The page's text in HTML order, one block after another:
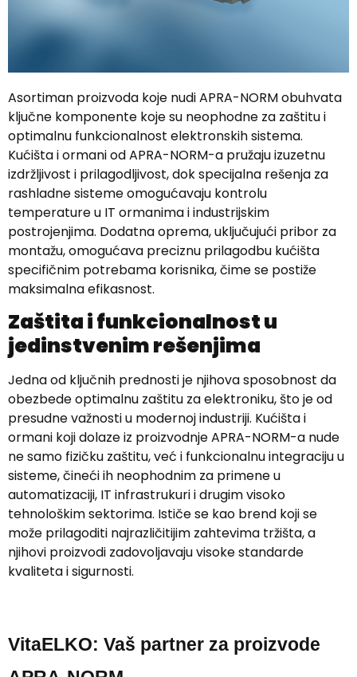
Asortiman proizvoda koje nudi APRA-NORM obuhvata
ključne komponente koje su neophodne za zaštitu i
optimalnu funkcionalnost elektronskih sistema.
Kućišta i ormani od APRA-NORM-a pružaju izuzetnu
izdržljivost i prilagodljivost, dok specijalna rešenja za
rashladne sisteme omogućavaju kontrolu
temperature u IT ormanima i industrijskim
postrojenjima. Dodatna oprema, uključujući pribor za
montažu, omogućava preciznu prilagodbu kućišta
specifičnim potrebama korisnika, čime se postiže
maksimalna efikasnost.
Zaštita i funkcionalnost u
jedinstvenim rešenjima
Jedna od ključnih prednosti je njihova sposobnost da
obezbede optimalnu zaštitu za elektroniku, što je od
presudne važnosti u modernoj industriji. Kućišta i
ormani koji dolaze iz proizvodnje APRA-NORM-a nude
ne samo fizičku zaštitu, već i funkcionalnu integraciju u
sisteme, čineći ih neophodnim za primene u
automatizaciji, IT infrastrukuri i drugim visoko
tehnološkim sektorima. Ističe se kao brend koji se
može prilagoditi najrazličitijim zahtevima tržišta, a
njihovi proizvodi zadovoljavaju visoke standarde
kvaliteta i sigurnosti.
VitaELKO: Vaš partner za proizvode